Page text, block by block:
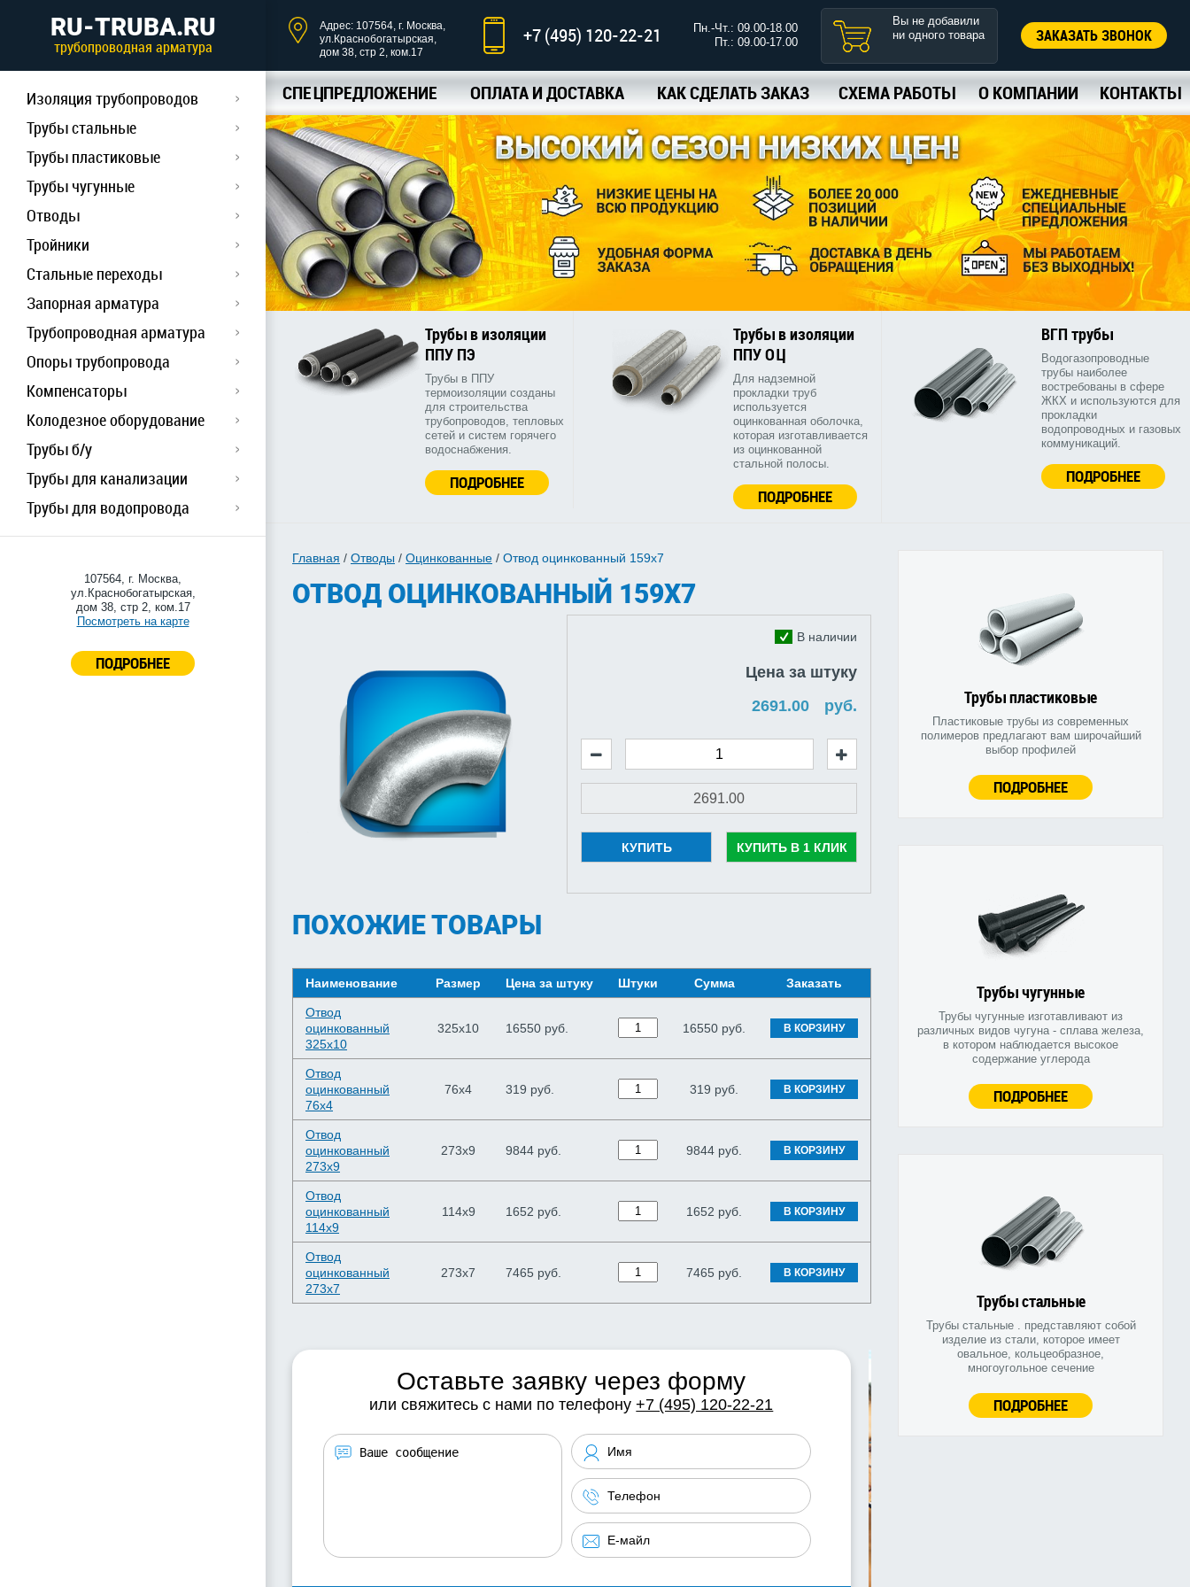
RU-TRUBA.RU
трубопроводная арматура
Изоляция трубопроводов
Трубы стальные
Трубы пластиковые
Трубы чугунные
Отводы
Тройники
Стальные переходы
Запорная арматура
Трубопроводная арматура
Опоры трубопровода
Компенсаторы
Колодезное оборудование
Трубы б/у
Трубы для канализации
Трубы для водопровода
107564, г. Москва,
ул.Краснобогатырская,
дом 38, стр 2, ком.17
Посмотреть на карте
ПОДРОБНЕЕ
Адрес: 107564, г. Москва,
ул.Краснобогатырская,
дом 38, стр 2, ком.17
+7 (495) 120-22-21
Пн.-Чт.: 09.00-18.00
Пт.: 09.00-17.00
Вы не добавили
ни одного товара
ЗАКАЗАТЬ ЗВОНОК
СПЕЦПРЕДЛОЖЕНИЕ ОПЛАТА И ДОСТАВКА КАК СДЕЛАТЬ ЗАКАЗ СХЕМА РАБОТЫ О КОМПАНИИ КОНТАКТЫ
Трубы в изоляции
ППУ ПЭ
Трубы в ППУ
термоизоляции созданы
для строительства
трубопроводов, тепловых
сетей и систем горячего
водоснабжения.
ПОДРОБНЕЕ
Трубы в изоляции
ППУ ОЦ
Для надземной
прокладки труб
используется
оцинкованная оболочка,
которая изготавливается
из оцинкованной
стальной полосы.
ПОДРОБНЕЕ
ВГП трубы
Водогазопроводные
трубы наиболее
востребованы в сфере
ЖКХ и используются для
прокладки
водопроводных и газовых
коммуникаций.
ПОДРОБНЕЕ
Трубы пластиковые
Пластиковые трубы из современных
полимеров предлагают вам широчайший
выбор профилей
ПОДРОБНЕЕ
Трубы чугунные
Трубы чугунные изготавливают из
различных видов чугуна - сплава железа,
в котором наблюдается высокое
содержание углерода
ПОДРОБНЕЕ
Трубы стальные
Трубы стальные . представляют собой
изделие из стали, которое имеет
овальное, кольцеобразное,
многоугольное сечение
ПОДРОБНЕЕ
Главная / Отводы / Оцинкованные / Отвод оцинкованный 159х7
ОТВОД ОЦИНКОВАННЫЙ 159Х7
В наличии
Цена за штуку
руб.
КУПИТЬ КУПИТЬ В 1 КЛИК
ПОХОЖИЕ ТОВАРЫ
Наименование Размер Цена за штуку Штуки Сумма Заказать
Отвод
оцинкованный
325х10
325х10 16550 руб. 16550 руб. В КОРЗИНУ
Отвод
оцинкованный
76х4
76х4 319 руб. 319 руб. В КОРЗИНУ
Отвод
оцинкованный
273х9
273х9 9844 руб. 9844 руб. В КОРЗИНУ
Отвод
оцинкованный
114х9
114х9 1652 руб. 1652 руб. В КОРЗИНУ
Отвод
оцинкованный
273х7
273х7 7465 руб. 7465 руб. В КОРЗИНУ
Оставьте заявку через форму
или свяжитесь с нами по телефону+7 (495) 120-22-21